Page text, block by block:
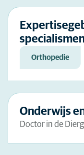
Orthopedie
Onderwijs
Doctor in de